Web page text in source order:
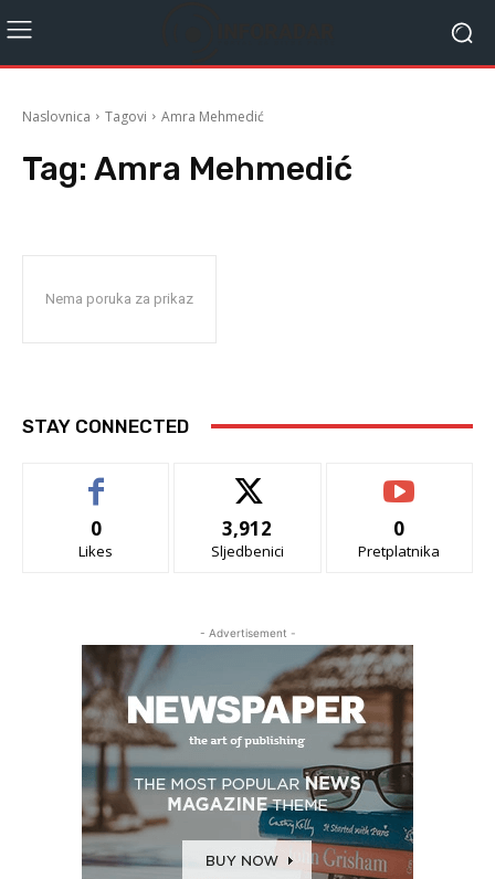
Naslovnica Tagovi Amra Mehmedić
Tag: Amra Mehmedić
Nema poruka za prikaz
STAY CONNECTED
0
Likes
3,912
Sljedbenici
0
Pretplatnika
- Advertisement -